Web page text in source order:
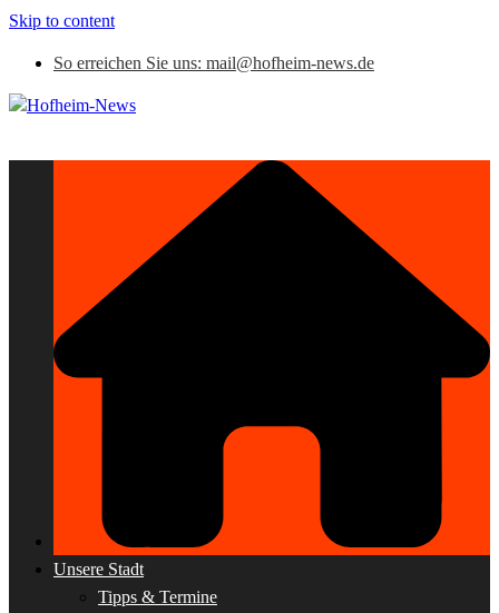
Skip to content
So erreichen Sie uns: mail@hofheim-news.de
Unsere Stadt
Tipps & Termine